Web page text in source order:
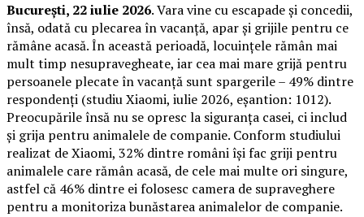
București, 22 iulie 2026. Vara vine cu escapade și concedii,
însă, odată cu plecarea în vacanță, apar și grijile pentru ce
rămâne acasă. În această perioadă, locuințele rămân mai
mult timp nesupravegheate, iar cea mai mare grijă pentru
persoanele plecate în vacanță sunt spargerile – 49% dintre
respondenți (studiu Xiaomi, iulie 2026, eșantion: 1012).
Preocupările însă nu se opresc la siguranța casei, ci includ
și grija pentru animalele de companie. Conform studiului
realizat de Xiaomi, 32% dintre români își fac griji pentru
animalele care rămân acasă, de cele mai multe ori singure,
astfel că 46% dintre ei folosesc camera de supraveghere
pentru a monitoriza bunăstarea animalelor de companie.